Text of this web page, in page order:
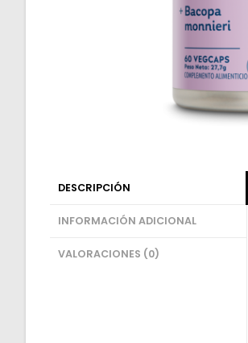
DESCRIPCIÓN
INFORMACIÓN ADICIONAL
VALORACIONES (0)